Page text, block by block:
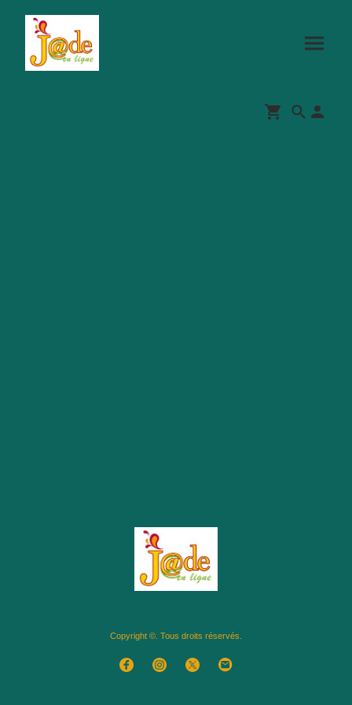
Copyright ©. Tous droits réservés.